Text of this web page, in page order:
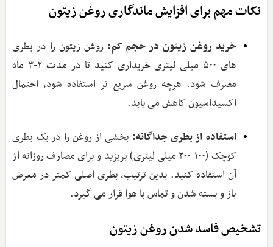
نکات مهم برای افزایش ماندگاری روغن زیتون
خرید روغن زیتون در حجم کم: روغن زیتون را در بطری
‌های ۵۰۰ میلی ‌لیتری خریداری کنید تا در مدت ۲-۳ ماه
مصرف شود. هرچه روغن سریع‌ تر استفاده شود، احتمال
اکسیداسیون کاهش می ‌یابد.
استفاده از بطری جداگانه: بخشی از روغن را در یک بطری
کوچک (۱۰۰-۲۰۰ میلی‌ لیتری) بریزید و برای مصارف روزانه از
آن استفاده کنید. بدین ترتیب، بطری اصلی کمتر در معرض
باز و بسته شدن و تماس با هوا قرار می‌ گیرد.
تشخیص فاسد شدن روغن زیتون